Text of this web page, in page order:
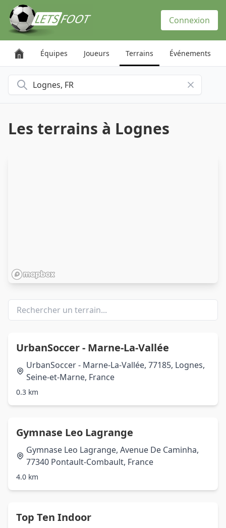
Connexion
Équipes Joueurs Terrains Événements
Rechercher une ville
Les terrains à Lognes
UrbanSoccer - Marne-La-Vallée
UrbanSoccer - Marne-La-Vallée, 77185, Lognes,
Seine-et-Marne, France
0.3 km
Gymnase Leo Lagrange
Gymnase Leo Lagrange, Avenue De Caminha,
77340 Pontault-Combault, France
4.0 km
Top Ten Indoor
Panneau de gestion des cookies